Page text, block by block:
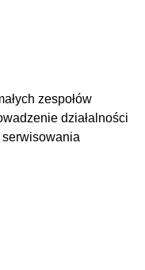
zespołów
działalności